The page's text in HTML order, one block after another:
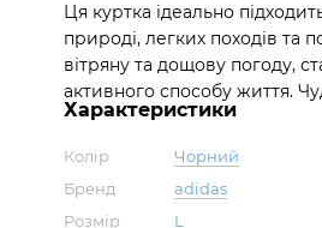
Ця куртка ідеально
природі, легких походів та
вітряну та дощову погоду,
активного способу життя.
Характеристики
Колір
Чорний
Бренд
adidas
Розмір
L